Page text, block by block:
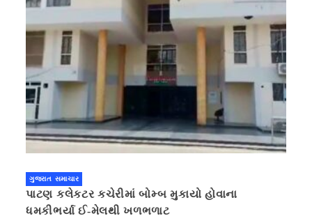
ગુજરાત સમાચાર
પાટણ કલેકટર કચેરીમાં બોમ્બ મુકાયો હોવાના
ધમકીભર્યા ઈ-મેલથી ખળભળાટ